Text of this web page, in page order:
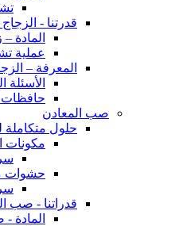
قدرتنا -
المادة
عملية
المعرفة –
حافظات
صب المعادن
حلول
مكونات
حشوات
قدراتنا - صب
المادة